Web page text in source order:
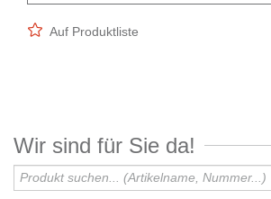
Auf Produktliste
Wir sind für Sie da!